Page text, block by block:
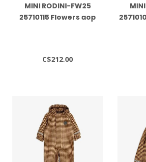
MINI RODINI-FW25
25710115 Flowers aop
C$212.00